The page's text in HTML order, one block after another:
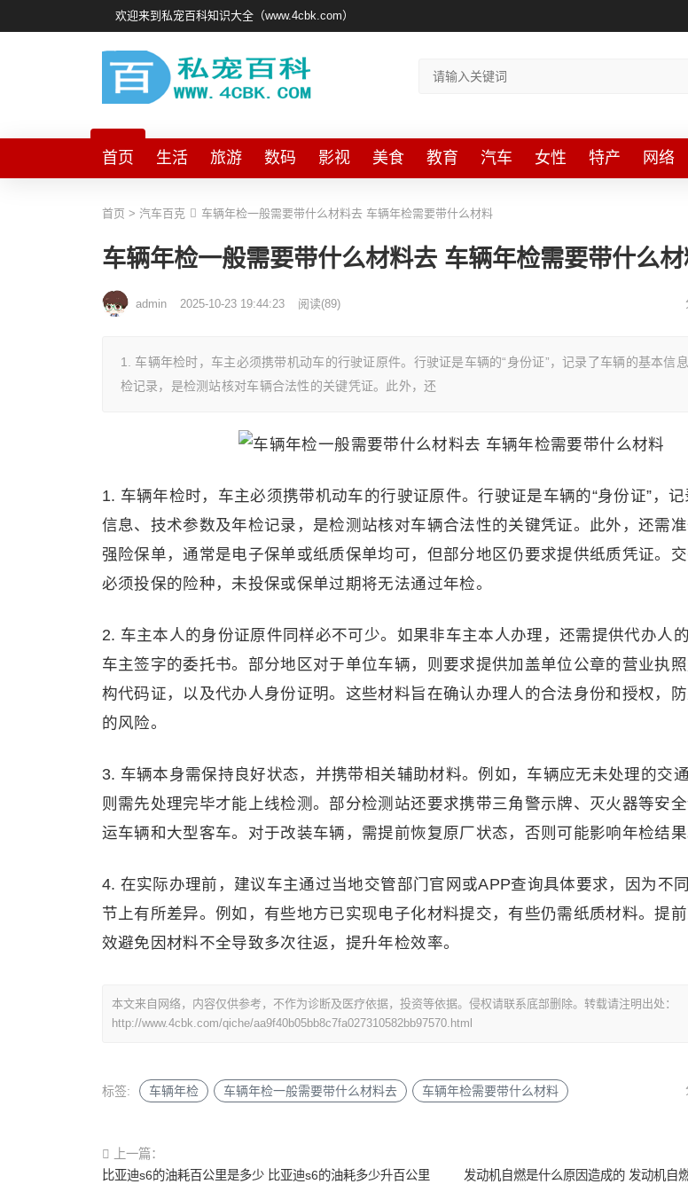
欢迎来到私宠百科知识大全（www.4cbk.com）
首页 生活 旅游 数码 影视 美食 教育 汽车 女性 特产 网络
首页 > 汽车百克 车辆年检一般需要带什么材料去 车辆年检需要带什么材料
车辆年检一般需要带什么材料去 车辆年检需要带什么
admin 2025-10-23 19:44:23 阅读(89)
1. 车辆年检时，车主必须携带机动车的行驶证原件。行驶证是车辆的“身份证”，记录了车辆的基本信
检记录，是检测站核对车辆合法性的关键凭证。此外，还
1. 车辆年检时，车主必须携带机动车的行驶证原件。行驶证是车辆的“身份证”，
信息、技术参数及年检记录，是检测站核对车辆合法性的关键凭证。此外，还需
强险保单，通常是电子保单或纸质保单均可，但部分地区仍要求提供纸质凭证。
必须投保的险种，未投保或保单过期将无法通过年检。
2. 车主本人的身份证原件同样必不可少。如果非车主本人办理，还需提供代办人
车主签字的委托书。部分地区对于单位车辆，则要求提供加盖单位公章的营业执
构代码证，以及代办人身份证明。这些材料旨在确认办理人的合法身份和授权，
的风险。
3. 车辆本身需保持良好状态，并携带相关辅助材料。例如，车辆应无未处理的交
则需先处理完毕才能上线检测。部分检测站还要求携带三角警示牌、灭火器等安
运车辆和大型客车。对于改装车辆，需提前恢复原厂状态，否则可能影响年检结果
4. 在实际办理前，建议车主通过当地交管部门官网或APP查询具体要求，因为不
节上有所差异。例如，有些地方已实现电子化材料提交，有些仍需纸质材料。提
效避免因材料不全导致多次往返，提升年检效率。
本文来自网络，内容仅供参考，不作为诊断及医疗依据，投资等依据。侵权请联系底部删除。转载请注明出处：
http://www.4cbk.com/qiche/aa9f40b05bb8c7fa027310582bb97570.html
标签: 车辆年检 车辆年检一般需要带什么材料去 车辆年检需要带什么材料
上一篇：
比亚迪s6的油耗百公里是多少 比亚迪s6的油耗多少升百公里
发动机自燃是什么原因造成的 发动机自